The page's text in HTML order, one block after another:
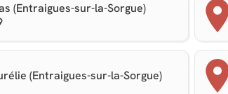
(Entraigues-sur-la-Sorgue)
(Entraigues-sur-la-Sorgue)